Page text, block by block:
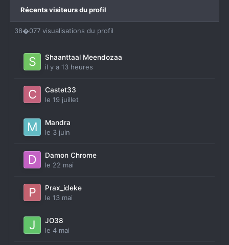
Récents visiteurs du profil
38�077 visualisations du profil
Shaanttaal Meendozaa
il y a 13 heures
Castet33
le 19 juillet
Mandra
le 3 juin
Damon Chrome
le 22 mai
Prax_ideke
le 13 mai
JO38
le 4 mai